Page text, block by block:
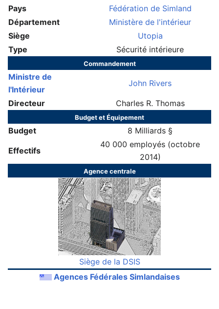
Pays
Fédération de Simland
Département
Ministère de l'intérieur
Siège
Utopia
Type
Sécurité intérieure
Commandement
Ministre de
l'Intérieur
John Rivers
Directeur Charles R. Thomas
Budget et Équipement
Budget 8 Milliards §
Effectifs
40 000 employés (octobre
2014)
Agence centrale
Siège de la DSIS
Agences Fédérales Simlandaises